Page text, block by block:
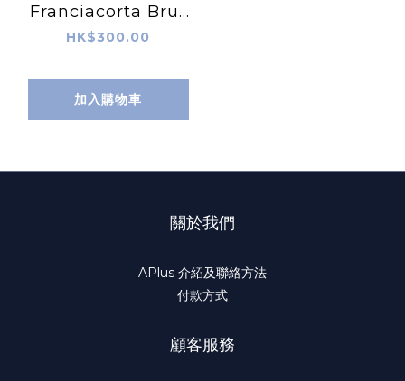
Franciacorta Brut
D.O.C.G.NV
HK$300.00
加入購物車
關於我們
APlus 介紹及聯絡方法
付款方式
顧客服務